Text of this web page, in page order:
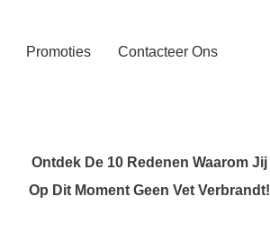
Promoties Contacteer Ons
Ontdek De 10 Redenen Waarom Jij
Op Dit Moment Geen Vet Verbrandt!